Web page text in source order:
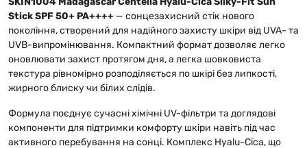
Stick SPF 50+ PA++++ — сонцезахисний стік нового
покоління, створений для надійного захисту шкіри від UVA- та
UVB-випромінювання. Компактний формат дозволяє легко
оновлювати захист протягом дня, а легка шовковиста
текстура рівномірно розподіляється по шкірі без липкості,
жирного блиску чи білих слідів.
Формула поєднує сучасні хімічні UV-фільтри та доглядові
компоненти для підтримки комфорту шкіри навіть під час
активного перебування на сонці. Комплекс Hyalu-Cica, що